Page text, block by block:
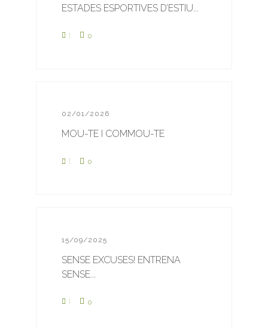
ESTADES ESPORTIVES D’ESTIU...
1 0
02/01/2026
MOU-TE I COMMOU-TE
1 0
15/09/2025
SENSE EXCUSES! ENTRENA
SENSE...
1 0